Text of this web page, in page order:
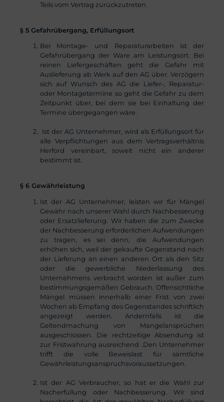
Teils vom Vertrag zurückzutreten.
§ 5 Gefahrübergang, Erfüllungsort
Bei Montage- und Reparaturarbeiten ist der
Gefahrübergang der Ware am Leistungsort. Bei
reinen Liefergeschäften geht die Gefahr mit
Auslieferung ab Werk auf den AG über. Verzögern
sich auf Wunsch des AG die Liefer-, Reparatur-
oder Montagetermine so geht die Gefahr zu dem
Zeitpunkt über, bei dem sie bei Einhaltung der
Termine übergegangen wäre.
Ist der AG Unternehmer, wird als Erfüllungsort für
alle Verpflichtungen aus dem Vertragsverhältnis
Herford vereinbart, soweit nicht ein anderer
bestimmt ist.
§ 6 Gewährleistung
Ist der AG Unternehmer, leisten wir für Mängel
Gewähr nach unserer Wahl durch Nachbesserung
oder Ersatzlieferung. Wir haben die zum Zwecke
der Nachbesserung erforderlichen Aufwendungen
zu tragen, es sei denn, die Aufwendungen
erhöhen sich, weil der gekaufte Gegenstand nach
der Lieferung an einen anderen Ort als den Sitz
oder die gewerbliche Niederlassung des
Unternehmens verbracht worden ist außer zum
bestimmungsgemäßen Gebrauch. Offensichtliche
Mängel müssen innerhalb einer Frist von zwei
Wochen ab Empfang des Gegenstandes schriftlich
angezeigt werden. Andernfalls ist die
Geltendmachung von Mangelansprüchen
ausgeschlossen. Die rechtzeitige Absendung ist
zur Fristwahrung ausreichend .Den Unternehmer
trifft die volle Beweislast für sämtliche
Gewährleistungsanspruchsvoraussetzungen.
Ist der AG Verbraucher, so hat er die Wahl zur
Nacherfüllung oder Nachbesserung. Wir sind